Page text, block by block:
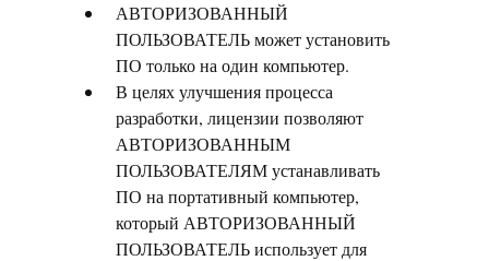
АВТОРИЗОВАННЫЙ
ПОЛЬЗОВАТЕЛЬ может установить
ПО только на один компьютер.
В целях улучшения процесса
разработки, лицензии позволяют
АВТОРИЗОВАННЫМ
ПОЛЬЗОВАТЕЛЯМ устанавливать
ПО на портативный компьютер,
который АВТОРИЗОВАННЫЙ
ПОЛЬЗОВАТЕЛЬ использует для